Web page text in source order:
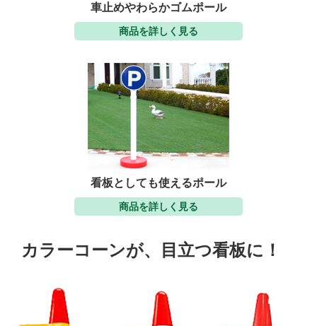
車止めやわらかゴムポール
商品を詳しく見る
看板としても使えるポール
商品を詳しく見る
カラーコーンが、目立つ看板に！